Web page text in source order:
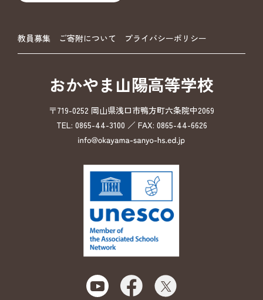
教員募集 ご寄附について プライバシーポリシー
おかやま山陽高等学校
〒719-0252 岡山県浅口市鴨方町六条院中2069
TEL: 0865-44-3100 ／ FAX: 0865-44-6626